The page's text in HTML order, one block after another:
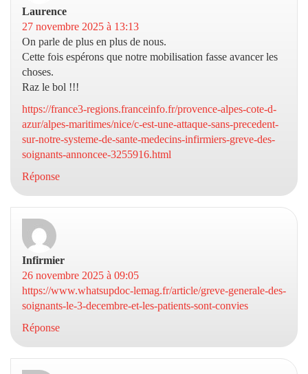
Laurence
27 novembre 2025 à 13:13
On parle de plus en plus de nous.
Cette fois espérons que notre mobilisation fasse avancer les
choses.
Raz le bol !!!
https://france3-regions.franceinfo.fr/provence-alpes-cote-d-
azur/alpes-maritimes/nice/c-est-une-attaque-sans-precedent-
sur-notre-systeme-de-sante-medecins-infirmiers-greve-des-
soignants-annoncee-3255916.html
Réponse
Infirmier
26 novembre 2025 à 09:05
https://www.whatsupdoc-lemag.fr/article/greve-generale-des-
soignants-le-3-decembre-et-les-patients-sont-convies
Réponse